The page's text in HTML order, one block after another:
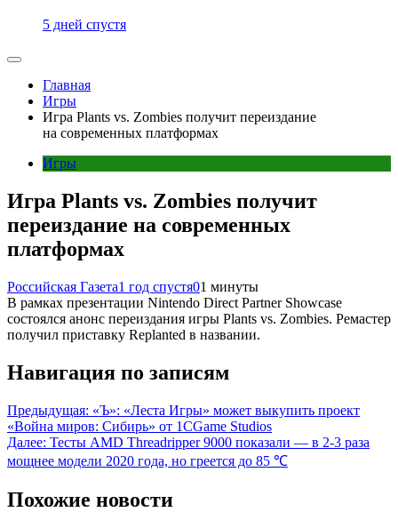
5 дней спустя
Главная
Игры
Игра Plants vs. Zombies получит переиздание
на современных платформах
Игры
Игра Plants vs. Zombies получит
переиздание на современных
платформах
Российская Газета1 год спустя01 минуты
В рамках презентации Nintendo Direct Partner Showcase
состоялся анонс переиздания игры Plants vs. Zombies. Ремастер
получил приставку Replanted в названии.
Навигация по записям
Предыдущая: «Ъ»: «Леста Игры» может выкупить проект
«Война миров: Сибирь» от 1CGame Studios
Далее: Тесты AMD Threadripper 9000 показали — в 2-3 раза
мощнее модели 2020 года, но греется до 85 ℃
Похожие новости